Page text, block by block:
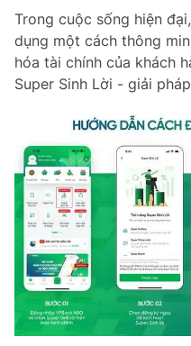
Giấy phép xuất bản số 110/
© 2003-2026 Bản quyền thuộc
dưới mọi hình thức nếu không
Phát triển bởi ePi Technologies,
Trong cuộc sống hiện
dụng một cách thông
hóa tài chính của khách
Super Sinh Lời - giải